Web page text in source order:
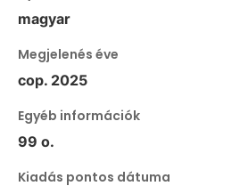
magyar
Megjelenés éve
cop. 2025
Egyéb információk
99 o.
Kiadás pontos dátuma